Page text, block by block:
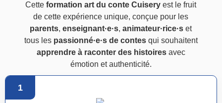
Cetteformation art du conte Cuisery est le fruit
de cette expérience unique, conçue pour les
parents,enseignant·e·s,animateur·rice·s et
tous les passionné·e·s de contesqui souhaitent
apprendre à raconter des histoiresavec
émotion et authenticité.
1